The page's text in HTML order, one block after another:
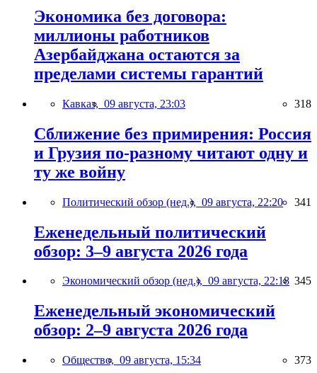
Экономика без договора:
миллионы работников
Азербайджана остаются за
пределами системы гарантий
Кавказ, 09 августа, 23:03 318
Сближение без примирения: Россия
и Грузия по-разному читают одну и
ту же войну
Политический обзор (нед.), 09 августа, 22:20 341
Еженедельный политический
обзор: 3–9 августа 2026 года
Экономический обзор (нед.), 09 августа, 22:18 345
Еженедельный экономический
обзор: 2–9 августа 2026 года
Общество, 09 августа, 15:34 373